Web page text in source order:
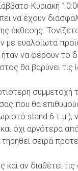
Κυριακή
να έχουν
έκθεσης.
με ευαλοίωτα
να φέρουν το
θα βαρύνει τις
συμμετοχή
που θα
stand 6 τ.μ.),
όχι αργότερα
σειρά
αν διαθέτει